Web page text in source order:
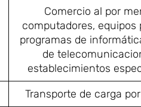
Comercio al por
computadores, equipos
programas de
de
establecimientos
Transporte de carga